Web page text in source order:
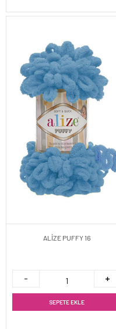
ALİZE PUFFY 16
SEPETE EKLE